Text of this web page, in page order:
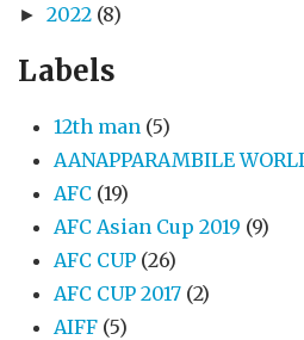
► 2022 (8)
Labels
12th man (5)
AANAPPARAMBILE
AFC (19)
AFC Asian Cup 2019 (9)
AFC CUP (26)
AFC CUP 2017 (2)
AIFF (5)